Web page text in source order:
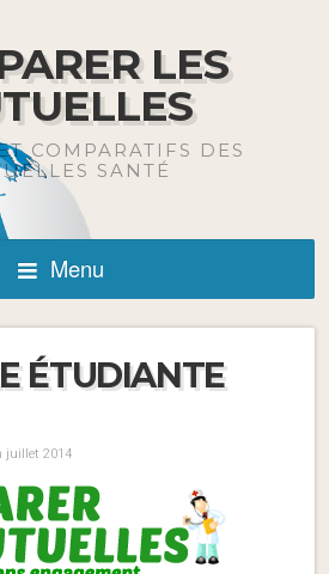
LES
COMPARATIFS DES
SANTÉ
Menu
ÉTUDIANTE
juillet 2014